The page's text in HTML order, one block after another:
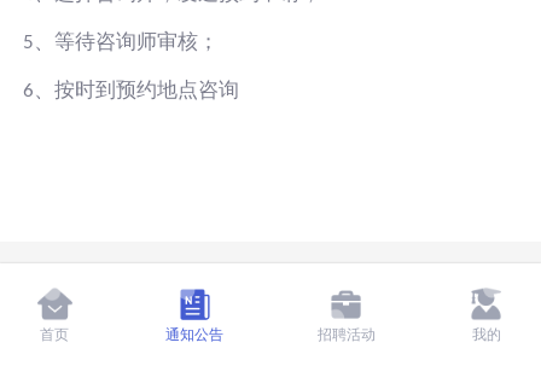
5、等待咨询师审核；
6、按时到预约地点咨询
首页 通知公告 招聘活动 我的